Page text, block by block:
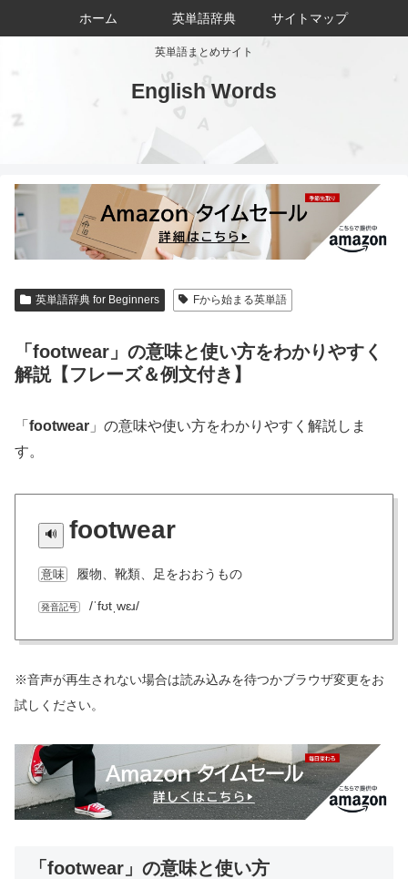
英単語まとめサイト
English Words
ホーム 英単語辞典 サイトマップ
英単語辞典 for Beginners Fから始まる英単語
「footwear」の意味と使い方をわかりやすく
解説【フレーズ＆例文付き】
「 footwear 」の意味や使い方をわかりやすく解説しま
す。
footwear
意味 履物、靴類、足をおおうもの
発音記号 /ˈfʊtˌwɛɹ/
※音声が再生されない場合は読み込みを待つかブラウザ変更をお
試しください。
「footwear」の意味と使い方